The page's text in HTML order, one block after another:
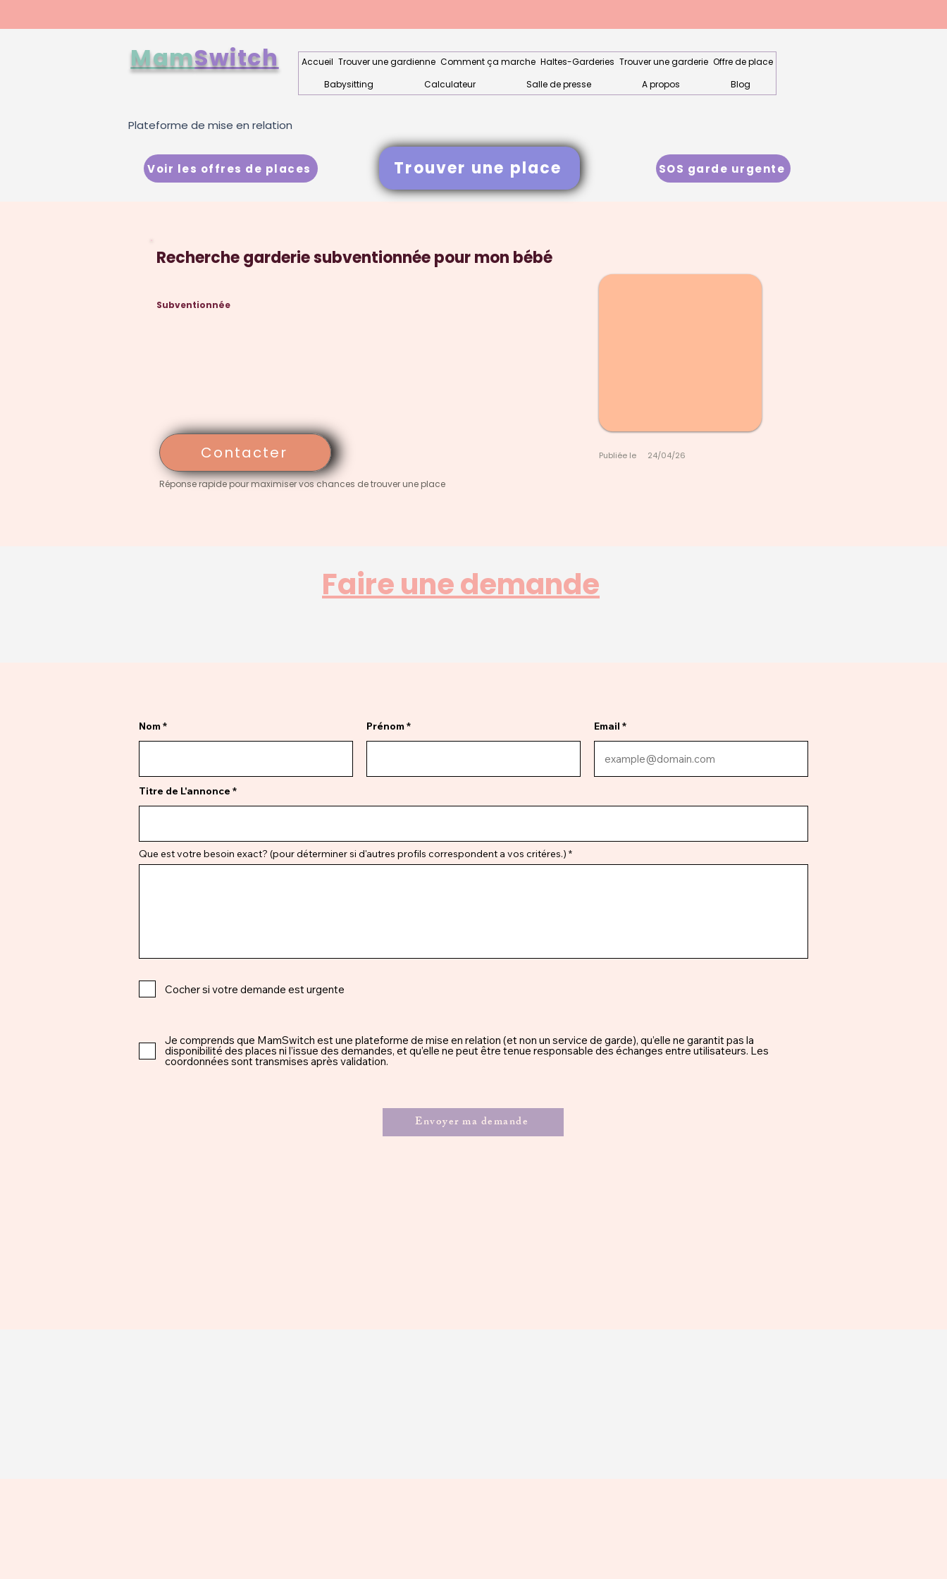
MamSwitch Accueil Trouver une gardienne Comment ça marche Haltes-Garderies Trouver une garderie Offre de place
Babysitting
Calculateur Salle de presse A propos Blog
Plateforme de mise en relation
Voir les offres de places Trouver une place SOS garde urgente
Recherche garderie subventionnée pour mon bébé
Subventionnée
Contacter
Réponse rapide pour maximiser vos chances de trouver une place
Publiée le 24/04/26
Faire une demande
Nom Prénom Email
Titre de L'annonce
Que est votre besoin exact? (pour déterminer si d'autres profils correspondent a vos critéres.)
Cocher si votre demande est urgente
Je comprends que MamSwitch est une plateforme de mise en relation (et non un service de garde), qu’elle ne garantit pas la
disponibilité des places ni l’issue des demandes, et qu’elle ne peut être tenue responsable des échanges entre utilisateurs. Les
coordonnées sont transmises après validation.
Envoyer ma demande